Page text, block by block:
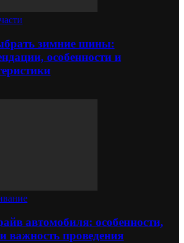
зимние шины:
особенности и
автомобиля: особенности,
важность проведения